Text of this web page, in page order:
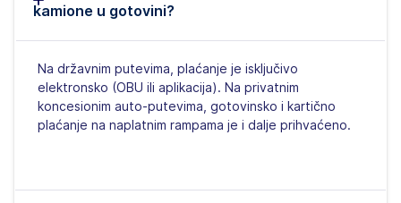
kamione u gotovini?
Na državnim putevima, plaćanje je isključivo
elektronsko (OBU ili aplikacija). Na privatnim
koncesionim auto-putevima, gotovinsko i kartično
plaćanje na naplatnim rampama je i dalje prihvaćeno.